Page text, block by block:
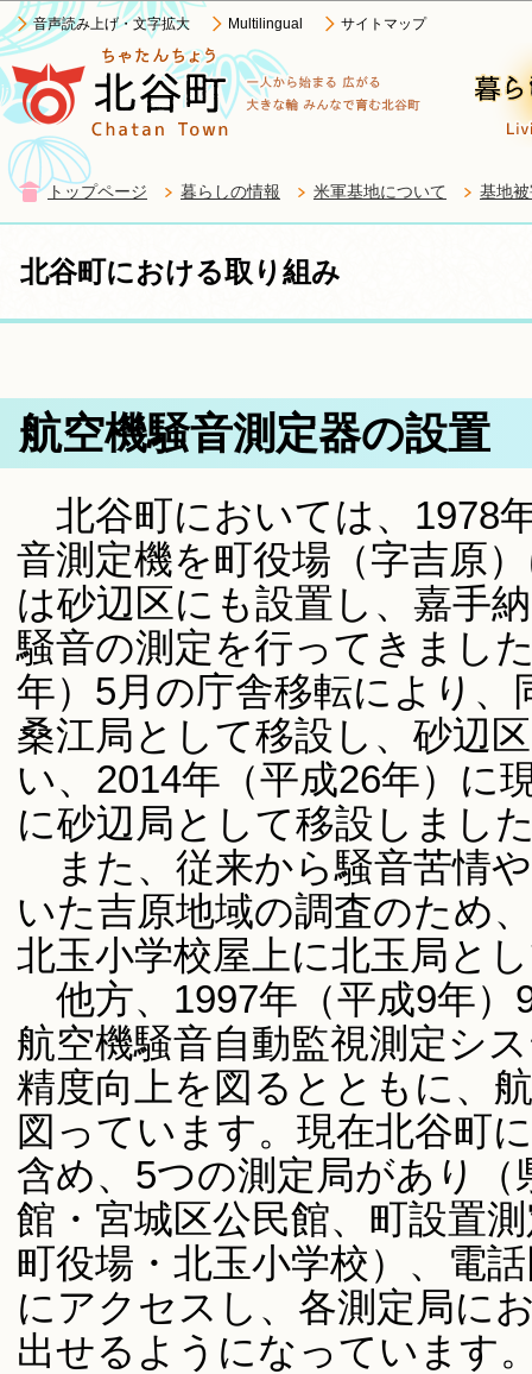
音声読み上げ・文字拡大 Multilingual サイトマップ
トップページ 暮らしの情報 米軍基地について 基地
北谷町における取り組み
航空機騒音測定器の設置
北谷町においては、1978
音測定機を町役場（字吉原
は砂辺区にも設置し、嘉手
騒音の測定を行ってきまし
年）5月の庁舎移転により
桑江局として移設し、砂辺
い、2014年（平成26年）に
に砂辺局として移設しまし
また、従来から騒音苦情
いた吉原地域の調査のため
北玉小学校屋上に北玉局と
他方、1997年（平成9年）
航空機騒音自動監視測定シ
精度向上を図るとともに、
図っています。現在北谷町
含め、5つの測定局があり（
館・宮城区公民館、町設置
町役場・北玉小学校）、電
にアクセスし、各測定局に
出せるようになっています